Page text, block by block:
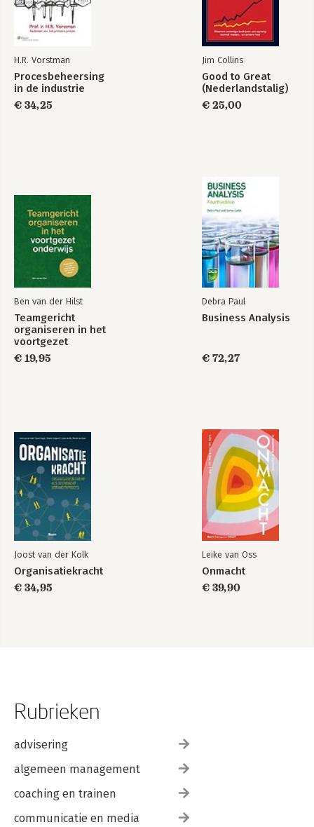
Procesbeheersing
in de industrie
15. De kunst van het specificeren
16. De doorlichting
17. De 'verscholen' onderneming
19. Besluitvorming
Ten slotte
H.R. Vorstman
Procesbeheersing
in de industrie
€ 34,25
Jim Collins
Good to Great
(Nederlandstalig)
€ 25,00
Ben van der Hilst
Teamgericht
organiseren in het
voortgezet
onderwijs
€ 19,95
Debra Paul
Business Analysis
€ 72,27
Joost van der Kolk
Organisatiekracht
€ 34,95
Leike van Oss
Onmacht
€ 39,90
Rubrieken
advisering
algemeen management
coaching en trainen
communicatie en media